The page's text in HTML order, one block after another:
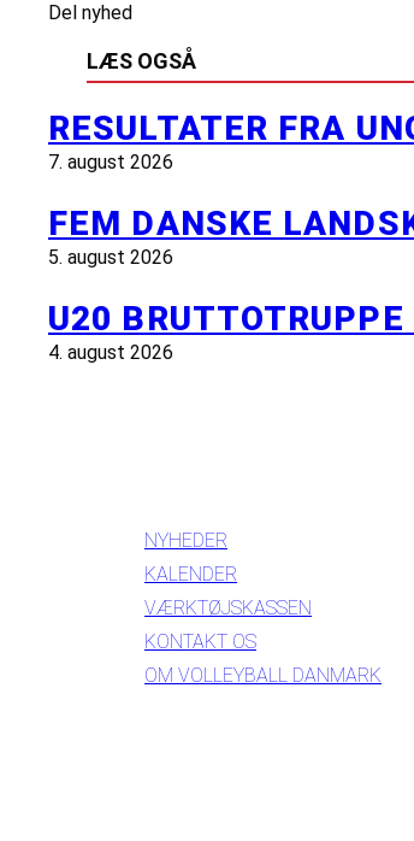
Del nyhed
LÆS OGSÅ
RESULTATER FRA
7. august 2026
FEM DANSKE
5. august 2026
U20
4. august 2026
NYHEDER
KALENDER
VÆRKTØJSKASSEN
KONTAKT OS
OM VOLLEYBALL DANMARK